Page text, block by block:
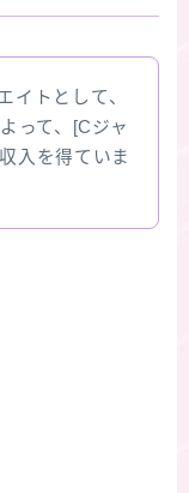
イトとして、
って、[Cジャ
入を得ていま